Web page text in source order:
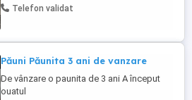
Telefon validat
Păuni Păunita 3 ani de vanzare
De vânzare o paunita de 3 ani A început
ouatul